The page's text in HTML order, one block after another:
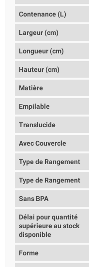
Contenance (L)
Largeur (cm)
Longueur (cm)
Hauteur (cm)
Matière
Empilable
Translucide
Avec Couvercle
Type de Rangement
Type de Rangement
Sans BPA
Délai pour quantité
supérieure au stock
disponible
Forme